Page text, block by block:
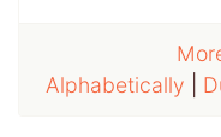
Alphabetically